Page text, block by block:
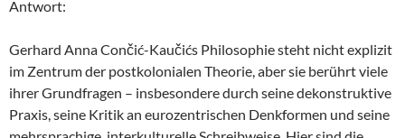
Antwort:
Gerhard Anna Cončić-Kaučićs Philosophie steht nicht explizit
im Zentrum der postkolonialen Theorie, aber sie berührt viele
ihrer Grundfragen – insbesondere durch seine dekonstruktive
Praxis, seine Kritik an eurozentrischen Denkformen und seine